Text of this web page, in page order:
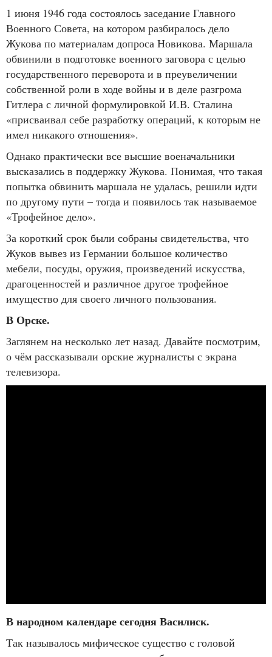
1 июня 1946 года состоялось заседание Главного
Военного Совета, на котором разбиралось дело
Жукова по материалам допроса Новикова. Маршала
обвинили в подготовке военного заговора с целью
государственного переворота и в преувеличении
собственной роли в ходе войны и в деле разгрома
Гитлера с личной формулировкой И.В. Сталина
«присваивал себе разработку операций, к которым не
имел никакого отношения».
Однако практически все высшие военачальники
высказались в поддержку Жукова. Понимая, что такая
попытка обвинить маршала не удалась, решили идти
по другому пути – тогда и появилось так называемое
«Трофейное дело».
За короткий срок были собраны свидетельства, что
Жуков вывез из Германии большое количество
мебели, посуды, оружия, произведений искусства,
драгоценностей и различное другое трофейное
имущество для своего личного пользования.
В Орске.
Заглянем на несколько лет назад. Давайте посмотрим,
о чём рассказывали орские журналисты с экрана
телевизора.
В народном календаре сегодня Василиск.
Так называлось мифическое существо с головой